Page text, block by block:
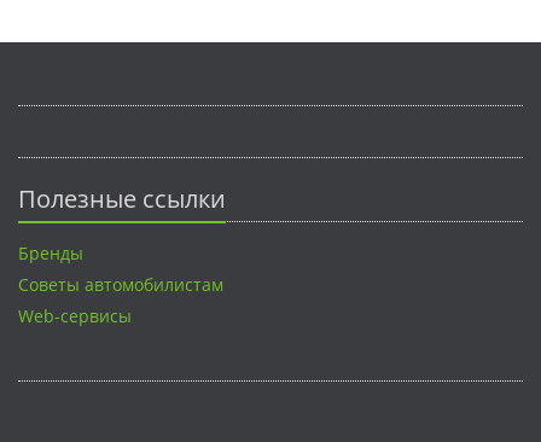
Полезные ссылки
Бренды
Советы автомобилистам
Web-сервисы